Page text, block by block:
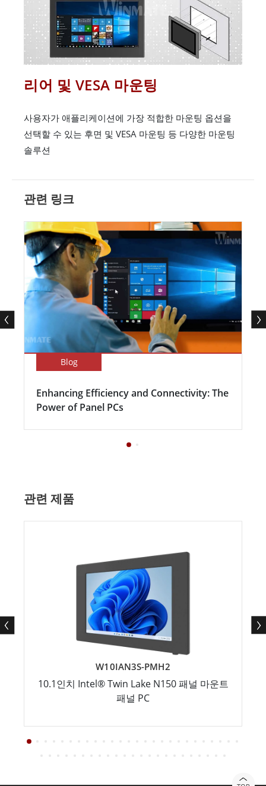
리어 및 VESA 마운팅
사용자가 애플리케이션에 가장 적합한 마운팅 옵션을
선택할 수 있는 후면 및 VESA 마운팅 등 다양한 마운팅
솔루션
관련 링크
Blog
Enhancing Efficiency and Connectivity: The
Power of Panel PCs
관련 제품
W10IAN3S-PMH2
10.1인치 Intel® Twin Lake N150 패널 마운트
패널 PC